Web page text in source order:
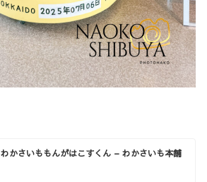
わかさいももんがはこすくん – わかさいも本舗